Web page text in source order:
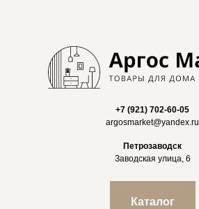
+7 (921) 702-60-05
argosmarket@yandex.ru
Петрозаводск
Заводская улица, 6
Каталог